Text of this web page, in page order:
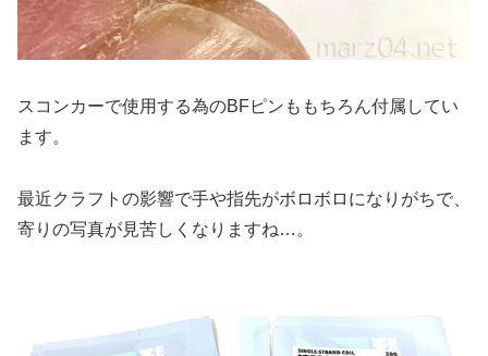
スコンカーで使用する為のBFピンももちろん付属してい
ます。
最近クラフトの影響で手や指先がボロボロになりがちで、
寄りの写真が見苦しくなりますね…。